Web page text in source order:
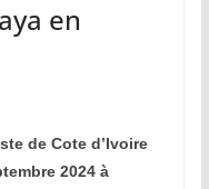
en
de Cote d’Ivoire
2024 à